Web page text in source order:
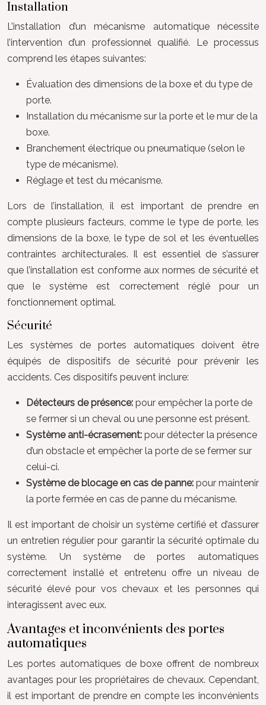
Installation
L’installation d’un mécanisme automatique nécessite
l’intervention d’un professionnel qualifié. Le processus
comprend les étapes suivantes:
Évaluation des dimensions de la boxe et du type de
porte.
Installation du mécanisme sur la porte et le mur de la
boxe.
Branchement électrique ou pneumatique (selon le
type de mécanisme).
Réglage et test du mécanisme.
Lors de l’installation, il est important de prendre en
compte plusieurs facteurs, comme le type de porte, les
dimensions de la boxe, le type de sol et les éventuelles
contraintes architecturales. Il est essentiel de s’assurer
que l’installation est conforme aux normes de sécurité et
que le système est correctement réglé pour un
fonctionnement optimal.
Sécurité
Les systèmes de portes automatiques doivent être
équipés de dispositifs de sécurité pour prévenir les
accidents. Ces dispositifs peuvent inclure:
Détecteurs de présence: pour empêcher la porte de
se fermer si un cheval ou une personne est présent.
Système anti-écrasement: pour détecter la présence
d’un obstacle et empêcher la porte de se fermer sur
celui-ci.
Système de blocage en cas de panne: pour maintenir
la porte fermée en cas de panne du mécanisme.
Il est important de choisir un système certifié et d’assurer
un entretien régulier pour garantir la sécurité optimale du
système. Un système de portes automatiques
correctement installé et entretenu offre un niveau de
sécurité élevé pour vos chevaux et les personnes qui
interagissent avec eux.
Avantages et inconvénients des portes
automatiques
Les portes automatiques de boxe offrent de nombreux
avantages pour les propriétaires de chevaux. Cependant,
il est important de prendre en compte les inconvénients